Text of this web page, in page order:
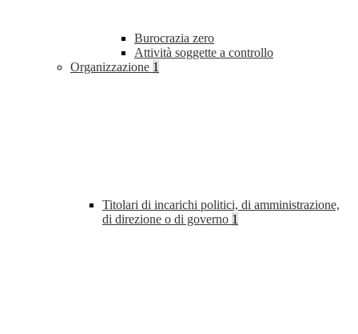
Burocrazia zero
Attività soggette a controllo
Organizzazione 1
Titolari di incarichi politici, di amministrazione,
di direzione o di governo 1